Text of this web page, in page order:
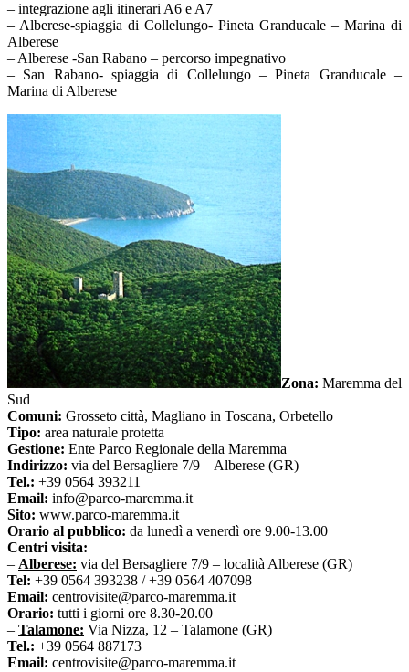
– integrazione agli itinerari A6 e A7
– Alberese-spiaggia di Collelungo- Pineta Granducale – Marina di
Alberese
– Alberese -San Rabano – percorso impegnativo
– San Rabano- spiaggia di Collelungo – Pineta Granducale –
Marina di Alberese
Zona: Maremma del
Sud
Comuni: Grosseto città, Magliano in Toscana, Orbetello
Tipo: area naturale protetta
Gestione: Ente Parco Regionale della Maremma
Indirizzo: via del Bersagliere 7/9 – Alberese (GR)
Tel.: +39 0564 393211
Email: info@parco-maremma.it
Sito: www.parco-maremma.it
Orario al pubblico: da lunedì a venerdì ore 9.00-13.00
Centri visita:
– Alberese: via del Bersagliere 7/9 – località Alberese (GR)
Tel: +39 0564 393238 / +39 0564 407098
Email: centrovisite@parco-maremma.it
Orario: tutti i giorni ore 8.30-20.00
– Talamone: Via Nizza, 12 – Talamone (GR)
Tel.: +39 0564 887173
Email: centrovisite@parco-maremma.it